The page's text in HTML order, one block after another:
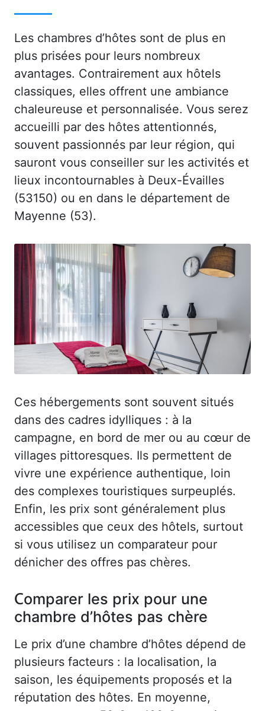
Les chambres d’hôtes sont de plus en
plus prisées pour leurs nombreux
avantages. Contrairement aux hôtels
classiques, elles offrent une ambiance
chaleureuse et personnalisée. Vous serez
accueilli par des hôtes attentionnés,
souvent passionnés par leur région, qui
sauront vous conseiller sur les activités et
lieux incontournables à Deux-Évailles
(53150) ou en dans le département de
Mayenne (53).
Ces hébergements sont souvent situés
dans des cadres idylliques : à la
campagne, en bord de mer ou au cœur de
villages pittoresques. Ils permettent de
vivre une expérience authentique, loin
des complexes touristiques surpeuplés.
Enfin, les prix sont généralement plus
accessibles que ceux des hôtels, surtout
si vous utilisez un comparateur pour
dénicher des offres pas chères.
Comparer les prix pour une
chambre d’hôtes pas chère
Le prix d’une chambre d’hôtes dépend de
plusieurs facteurs : la localisation, la
saison, les équipements proposés et la
réputation des hôtes. En moyenne,